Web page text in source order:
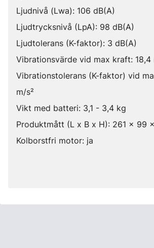
Ljudnivå (Lwa): 106 dB(A)
Ljudtrycksnivå (LpA): 98 dB(A)
Ljudtolerans (K-faktor): 3 dB(A)
Vibrationsvärde vid max kraft: 18,4
Vibrationstolerans (K-faktor) vid
m/s²
Vikt med batteri: 3,1 - 3,4 kg
Produktmått (L x B x H): 261 x 99
Kolborstfri motor: ja